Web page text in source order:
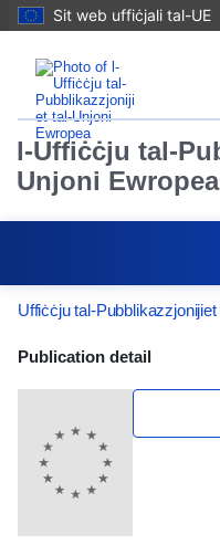
Sit web uffiċjali tal-UE
l-Uffiċċju tal-
Unjoni Ewropea
Uffiċċju tal-Pubblikazzjonijiet
Publication
Publication detail